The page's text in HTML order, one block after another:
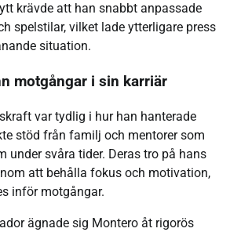
krävde att han snabbt anpassade
spelstilar, vilket lade ytterligare press
situation.
motgångar i sin karriär
var tydlig i hur han hanterade
stöd från familj och mentorer som
under svåra tider. Deras tro på hans
att behålla fokus och motivation,
inför motgångar.
ägnade sig Montero åt rigorös